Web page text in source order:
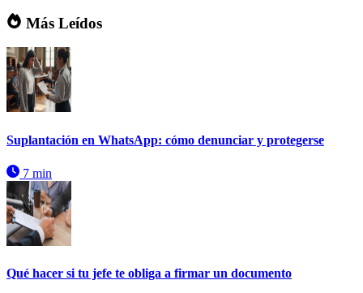
Más Leídos
Suplantación en WhatsApp: cómo denunciar y protegerse
7 min
Qué hacer si tu jefe te obliga a firmar un documento